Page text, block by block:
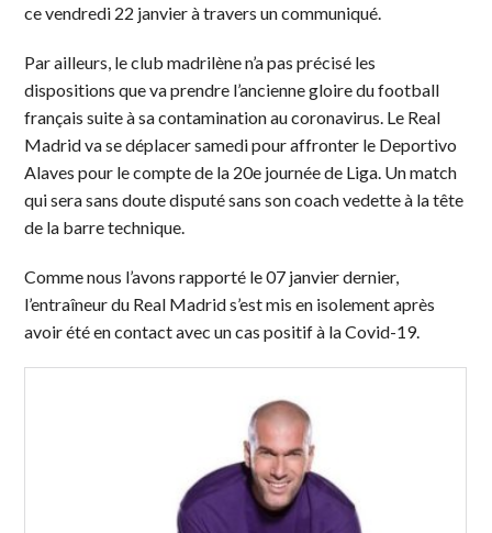
ce vendredi 22 janvier à travers un communiqué.
Par ailleurs, le club madrilène n’a pas précisé les
dispositions que va prendre l’ancienne gloire du football
français suite à sa contamination au coronavirus. Le Real
Madrid va se déplacer samedi pour affronter le Deportivo
Alaves pour le compte de la 20e journée de Liga. Un match
qui sera sans doute disputé sans son coach vedette à la tête
de la barre technique.
Comme nous l’avons rapporté le 07 janvier dernier,
l’entraîneur du Real Madrid s’est mis en isolement après
avoir été en contact avec un cas positif à la Covid-19.